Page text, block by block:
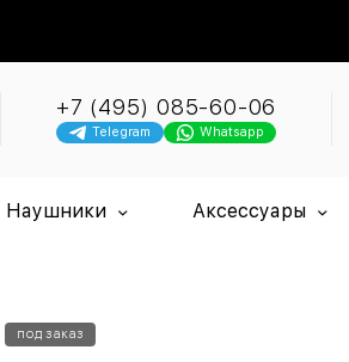
+7 (495) 085-60-06
Telegram Whatsapp
Наушники Аксессуары
под заказ